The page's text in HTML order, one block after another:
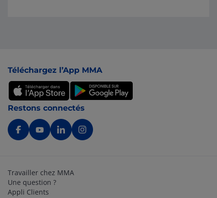
Téléchargez l’App MMA
Restons connectés
Travailler chez MMA
Une question ?
Appli Clients